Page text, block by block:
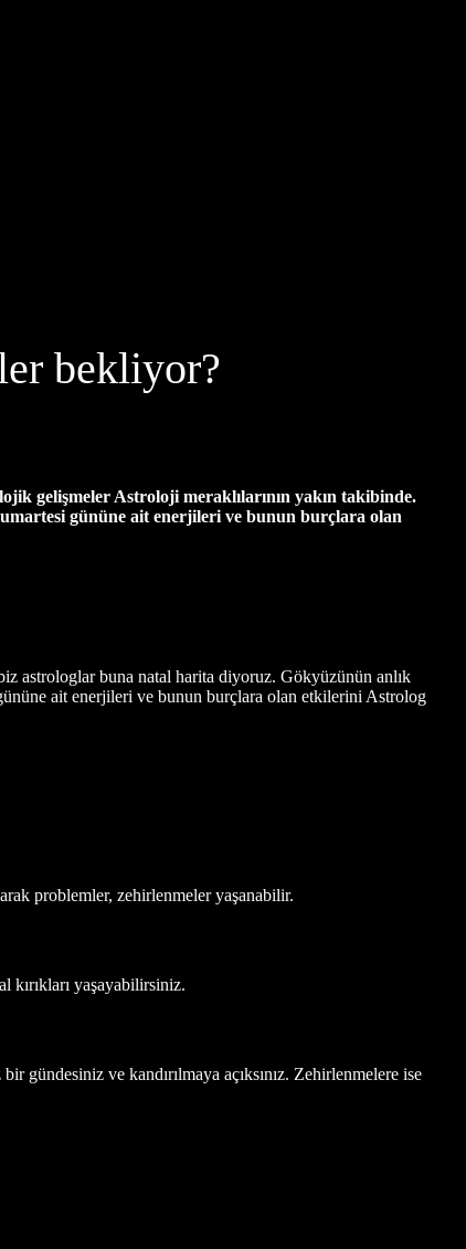
bekliyor?
gelişmeler Astroloji meraklılarının yakın takibinde.
gününe ait enerjileri ve bunun burçlara olan
astrologlar buna natal harita diyoruz. Gökyüzünün anlık
ait enerjileri ve bunun burçlara olan etkilerini Astrolog
problemler, zehirlenmeler yaşanabilir.
kırıkları yaşayabilirsiniz.
gündesiniz ve kandırılmaya açıksınız. Zehirlenmelere ise